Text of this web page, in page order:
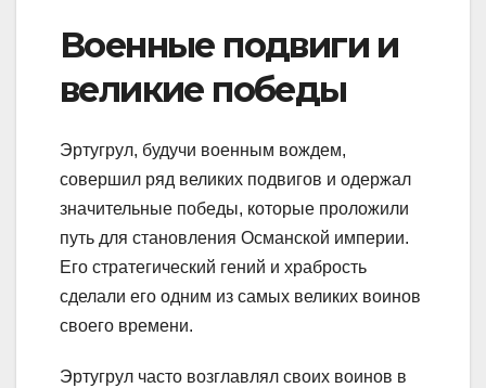
Военные подвиги и
великие победы
Эртугрул, будучи военным вождем,
совершил ряд великих подвигов и одержал
значительные победы, которые проложили
путь для становления Османской империи.
Его стратегический гений и храбрость
сделали его одним из самых великих воинов
своего времени.
Эртугрул часто возглавлял своих воинов в